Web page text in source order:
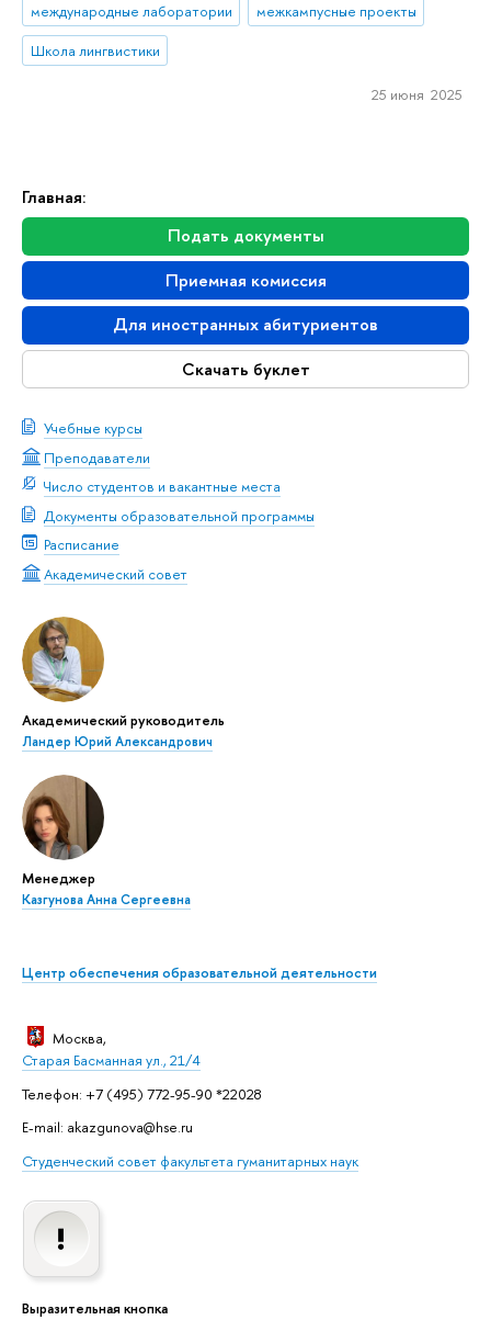
Главная:
Подать документы
Приемная комиссия
Для иностранных абитуриентов
Скачать буклет
Учебные курсы
Преподаватели
Число студентов и вакантные места
Документы образовательной программы
Расписание
Академический совет
Академический руководитель
Ландер Юрий Александрович
Менеджер
Казгунова Анна Сергеевна
Центр обеспечения образовательной деятельности
Москва,
Старая Басманная ул., 21/4
Телефон: +7 (495) 772-95-90 *22028
E-mail: akazgunova@hse.ru
Студенческий совет факультета гуманитарных наук
Выразительная кнопка
международные лаборатории
межкампусные проекты
Школа лингвистики
25 июня 2025